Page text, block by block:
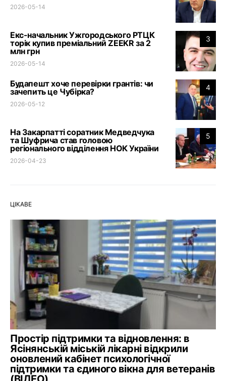
2026-05-14
3
Екс-начальник Ужгородського РТЦК
торік купив преміальний ZEEKR за 2
млн грн
2026-05-14
4
Будапешт хоче перевірки грантів: чи
зачепить це Чубірка?
2026-05-12
5
На Закарпатті соратник Медведчука
та Шуфрича став головою
регіонального відділення НОК України
2026-04-23
ЦІКАВЕ
Простір підтримки та відновлення: в
Ясінянській міській лікарні відкрили
оновлений кабінет психологічної
підтримки та єдиного вікна для ветеранів